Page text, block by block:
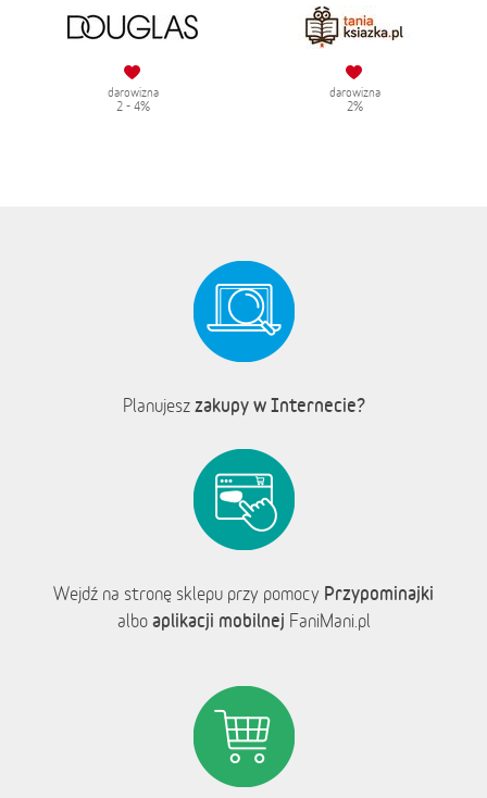
darowizna
2 - 4%
darowizna
2%
Planujesz zakupy w Internecie?
Wejdź na stronę sklepu przy pomocy Przypominajki
albo aplikacji mobilnej FaniMani.pl